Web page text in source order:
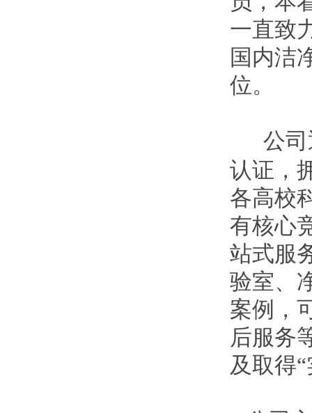
一直致
国内洁
位。
公司
认证，
各高校
有核心
站式服
验室、
案例，
后服务
及取得